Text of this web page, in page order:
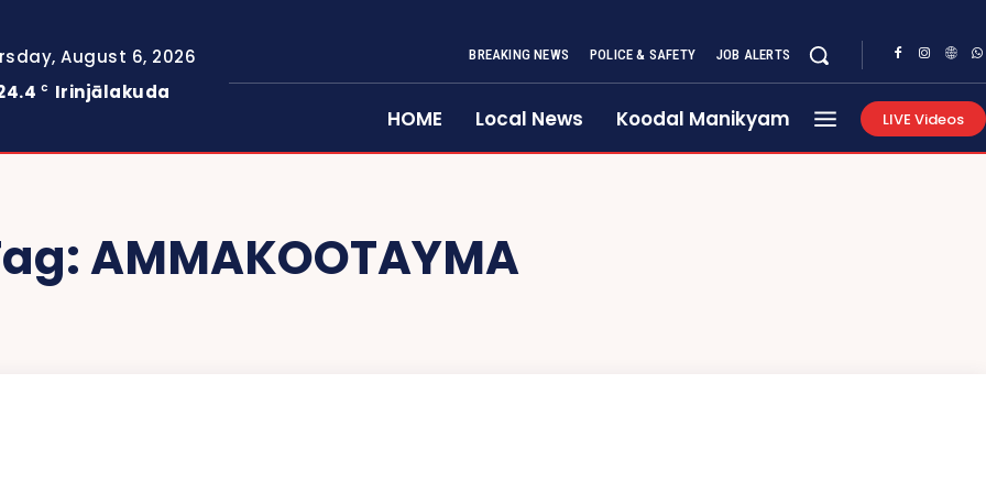
August 6, 2026
C Irinjālakuda
BREAKING NEWS POLICE & SAFETY JOB ALERTS
HOME Local News Koodal Manikyam LIVE Videos
AMMAKOOTAYMA